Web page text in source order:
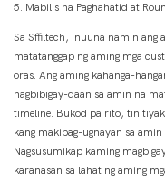
5. Mabilis na Paghahatid at
Sa Sffiltech, inuuna namin ang
matatanggap ng aming mga
oras. Ang aming kahanga-
nagbibigay-daan sa amin na
timeline. Bukod pa rito,
kang makipag-ugnayan sa
Nagsusumikap kaming
karanasan sa lahat ng aming